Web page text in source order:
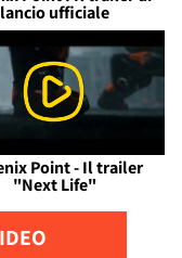
lancio ufficiale
Point - Il trailer
"Next Life"